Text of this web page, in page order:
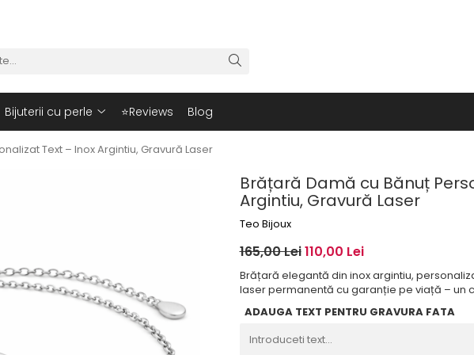
Bijuterii cu perle ⭐Reviews Blog
Text – Inox Argintiu, Gravură Laser
Brățară Damă cu Bănuț
Argintiu, Gravură Laser
Teo Bijoux
165,00 Lei110,00 Lei
Brățară elegantă din inox argintiu,
laser permanentă cu garanție pe viață – un
ADAUGA TEXT PENTRU GRAVURA FATA